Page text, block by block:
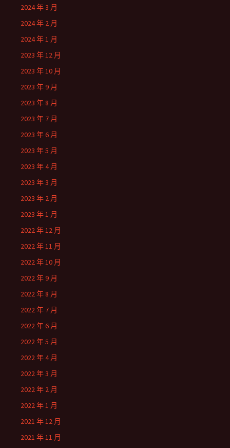
2024 年 3 月
2024 年 2 月
2024 年 1 月
2023 年 12 月
2023 年 10 月
2023 年 9 月
2023 年 8 月
2023 年 7 月
2023 年 6 月
2023 年 5 月
2023 年 4 月
2023 年 3 月
2023 年 2 月
2023 年 1 月
2022 年 12 月
2022 年 11 月
2022 年 10 月
2022 年 9 月
2022 年 8 月
2022 年 7 月
2022 年 6 月
2022 年 5 月
2022 年 4 月
2022 年 3 月
2022 年 2 月
2022 年 1 月
2021 年 12 月
2021 年 11 月